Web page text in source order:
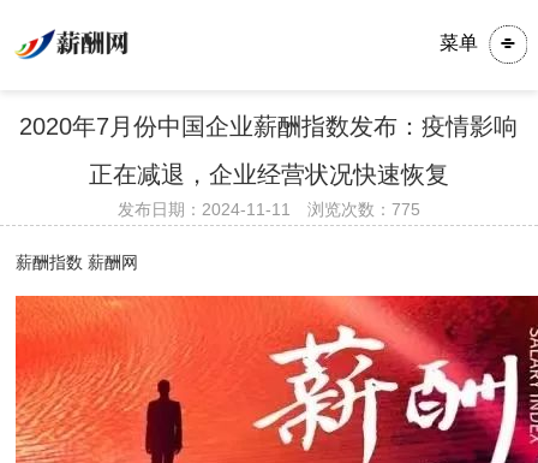
菜单
2020年7月份中国企业薪酬指数发布：疫情影响
正在减退，企业经营状况快速恢复
发布日期：2024-11-11 浏览次数： 775
薪酬指数 薪酬网